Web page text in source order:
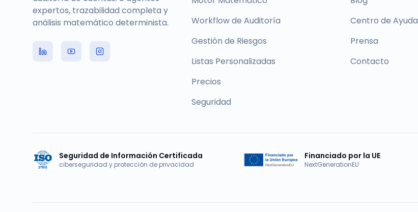
expertos, trazabilidad completa y
análisis matemático determinista.
Workflow de Auditoría
Gestión de Riesgos
Listas Personalizadas
Precios
Seguridad
Centro de Ayuda
Prensa
Contacto
Seguridad de Información Certificada
ciberseguridad y protección de privacidad
Financiado por la UE
NextGenerationEU